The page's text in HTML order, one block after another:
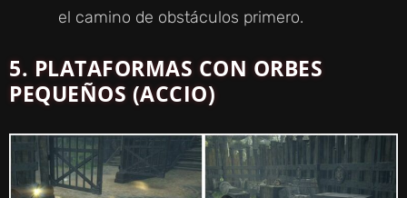
el camino de obstáculos primero.
5. PLATAFORMAS CON ORBES
PEQUEÑOS (ACCIO)